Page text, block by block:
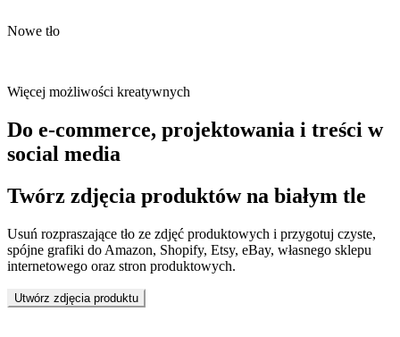
Nowe tło
Więcej możliwości kreatywnych
Do e-commerce, projektowania i treści w
social media
Twórz zdjęcia produktów na białym tle
Usuń rozpraszające tło ze zdjęć produktowych i przygotuj czyste,
spójne grafiki do Amazon, Shopify, Etsy, eBay, własnego sklepu
internetowego oraz stron produktowych.
Utwórz zdjęcia produktu